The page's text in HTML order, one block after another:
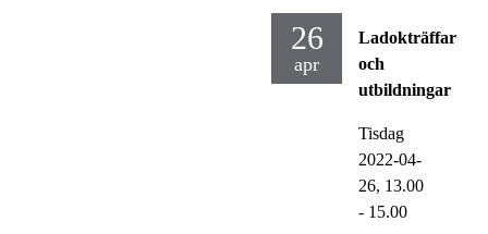
26
apr
Ladokträffar
och
utbildningar
Tisdag
2022-04-
26, 13.00
- 15.00